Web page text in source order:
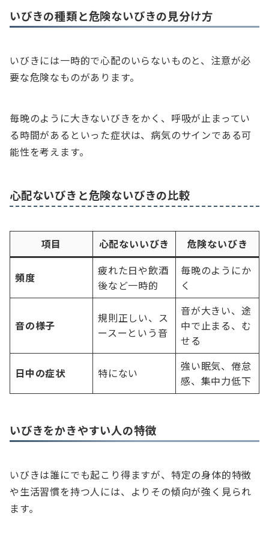
いびきの種類と危険ないびきの見分け方
いびきには一時的で心配のいらないものと、注意が必
要な危険なものがあります。
毎晩のように大きないびきをかく、呼吸が止まってい
る時間があるといった症状は、病気のサインである可
能性を考えます。
心配ないびきと危険ないびきの比較
項目 心配ないいびき 危険ないびき
頻度
疲れた日や飲酒
後など一時的
毎晩のようにか
く
音の様子
規則正しい、ス
ースーという音
音が大きい、途
中で止まる、む
せる
日中の症状 特にない
強い眠気、倦怠
感、集中力低下
いびきをかきやすい人の特徴
いびきは誰にでも起こり得ますが、特定の身体的特徴
や生活習慣を持つ人には、よりその傾向が強く見られ
ます。